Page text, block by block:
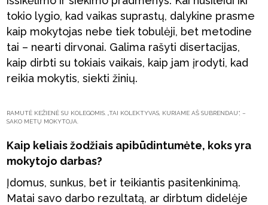
tokio lygio, kad vaikas suprastų, dalykine prasme
kaip mokytojas nebe tiek tobulėji, bet metodine
tai – nearti dirvonai. Galima rašyti disertacijas,
kaip dirbti su tokiais vaikais, kaip jam įrodyti, kad
reikia mokytis, siekti žinių.
RAMUTĖ KEŽIENĖ SU KOLEGOMIS. „TAI KOLEKTYVAS, KURIAME AŠ SUBRENDAU“, –
SAKO METŲ MOKYTOJA.
Kaip keliais žodžiais apibūdintumėte, koks yra
mokytojo darbas?
Įdomus, sunkus, bet ir teikiantis pasitenkinimą.
Matai savo darbo rezultatą, ar dirbtum didelėje